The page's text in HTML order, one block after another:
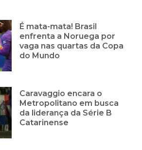
É mata-mata! Brasil
enfrenta a Noruega por
vaga nas quartas da Copa
do Mundo
Caravaggio encara o
Metropolitano em busca
da liderança da Série B
Catarinense